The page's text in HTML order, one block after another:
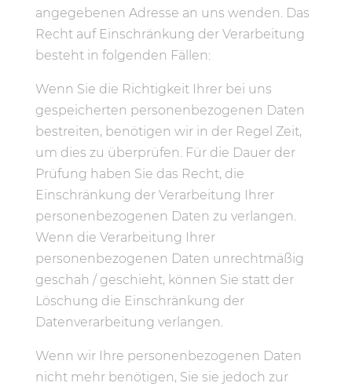
angegebenen Adresse an uns wenden. Das
Recht auf Einschränkung der Verarbeitung
besteht in folgenden Fällen:
Wenn Sie die Richtigkeit Ihrer bei uns
gespeicherten personenbezogenen Daten
bestreiten, benötigen wir in der Regel Zeit,
um dies zu überprüfen. Für die Dauer der
Prüfung haben Sie das Recht, die
Einschränkung der Verarbeitung Ihrer
personenbezogenen Daten zu verlangen.
Wenn die Verarbeitung Ihrer
personenbezogenen Daten unrechtmäßig
geschah / geschieht, können Sie statt der
Löschung die Einschränkung der
Datenverarbeitung verlangen.
Wenn wir Ihre personenbezogenen Daten
nicht mehr benötigen, Sie sie jedoch zur